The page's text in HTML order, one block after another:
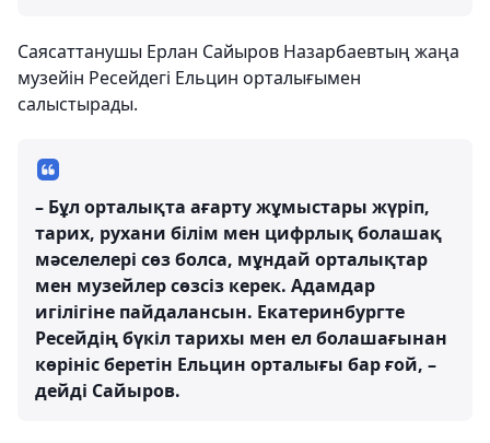
Саясаттанушы Ерлан Сайыров Назарбаевтың жаңа
музейін Ресейдегі Ельцин орталығымен
салыстырады.
– Бұл орталықта ағарту жұмыстары жүріп,
тарих, рухани білім мен цифрлық болашақ
мәселелері сөз болса, мұндай орталықтар
мен музейлер сөзсіз керек. Адамдар
игілігіне пайдалансын. Екатеринбургте
Ресейдің бүкіл тарихы мен ел болашағынан
көрініс беретін Ельцин орталығы бар ғой, –
дейді Сайыров.